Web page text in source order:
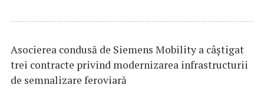
Asocierea condusă de Siemens Mobility a câştigat
trei contracte privind modernizarea infrastructurii
de semnalizare feroviară